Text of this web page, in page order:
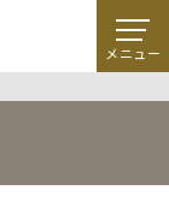
メニュー